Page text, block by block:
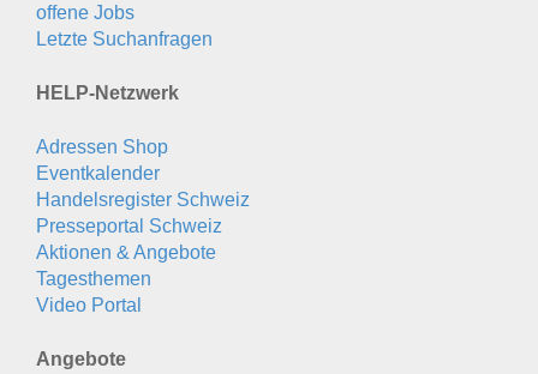
offene Jobs
Letzte Suchanfragen
HELP-Netzwerk
Adressen Shop
Eventkalender
Handelsregister Schweiz
Presseportal Schweiz
Aktionen & Angebote
Tagesthemen
Video Portal
Angebote